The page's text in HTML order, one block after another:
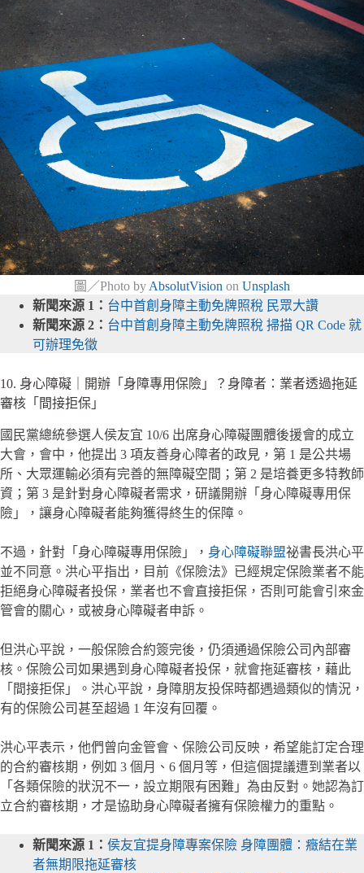
圖／Photo by AbsolutVision on Unsplash
新聞來源 1： 台中首創身障主動免牌照稅 民眾大讚
新聞來源 2： 台中首創身障主動免牌照稅 掃描 QR Code 就
可辦理免徵
10. 身心障礙｜開辦「身障專用保險」？身障者：業者透過拖延
審核「間接拒保」
國民黨總統參選人侯友宜 10/6 出席身心障礙團體後援會的成立
大會，會中，他提出 3 項友善身心障者的政見，第 1 是公共場
所、大眾運輸必須有完善的無障礙空間；第 2 是培養更多特教師
資；第 3 是針對身心障礙者需求，研議開辦「身心障礙專用保
險」，讓身心障礙者能夠獲得終生的保障。
不過，針對「身心障礙專用保險」， 身心障礙聯盟祕書長洪心平
並不同意。洪心平指出，目前《保險法》已經規定保險業者不能
拒絕身心障礙者投保，業者也不會直接拒保，否則可能會引來金
管會的關心，或被身心障礙者申訴。
但洪心平說，一般保險合約簽完後，仍須通過保險公司內部審
核。保險公司如果遇到身心障礙者投保，就會拖延審核，藉此
「間接拒保」。洪心平說，身障朋友投保時都遇過類似的情況，
有的保險公司甚至超過 1 年沒有回覆。
洪心平表示，他們曾向金管會、保險公司反映，希望能訂定合理
的合約審核期，例如 3 個月、6 個月等，但這個提議遭到業者以
「各類保險的狀況不一，設立期限有困難」為由反對。她認為訂
立合約審核期，才是協助身心障礙者擁有保險權力的重點。
新聞來源 1： 侯友宜提身障專案保險 身障團體：癥結在業
者無期限拖延審核